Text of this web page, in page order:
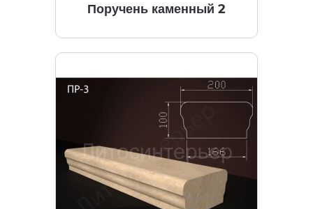
Поручень каменный 2